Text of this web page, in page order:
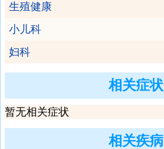
生殖健康
小儿科
妇科
相关症状
暂无相关症状
相关疾病